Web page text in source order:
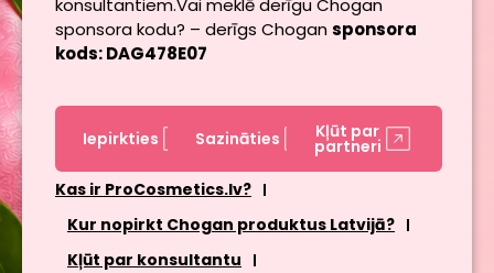
konsultantiem.Vai meklē derīgu Chogan
sponsora kodu? – derīgs Chogansponsora
kods: DAG478E07
Iepirkties Sazināties Kļūt par
partneri
Kas ir ProCosmetics.lv?
Kur nopirkt Chogan produktus Latvijā?
Kļūt par konsultantu